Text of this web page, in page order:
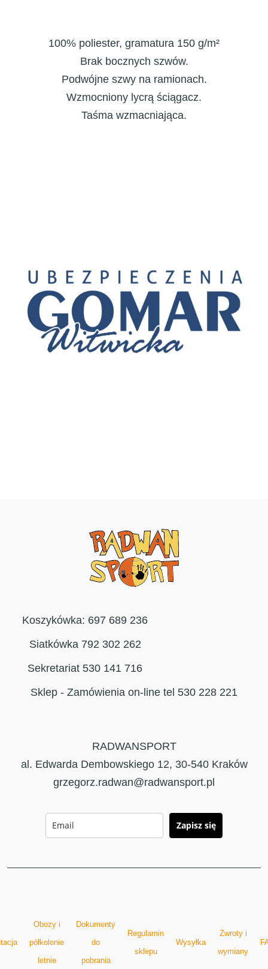
100% poliester, gramatura 150 g/m²
Brak bocznych szwów.
Podwójne szwy na ramionach.
Wzmocniony lycrą ściągacz.
Taśma wzmacniająca.
Koszykówka: 697 689 236
Siatkówka 792 302 262
Sekretariat 530 141 716
Sklep - Zamówienia on-line tel 530 228 221
RADWANSPORT
al. Edwarda Dembowskiego 12, 30-540 Kraków
grzegorz.radwan@radwansport.pl
Zapisz się
Obozy i
półkolonie
letnie
Dokumenty
do
pobrania
Regulamin
sklepu
Wysyłka
Zwroty i
wymiany